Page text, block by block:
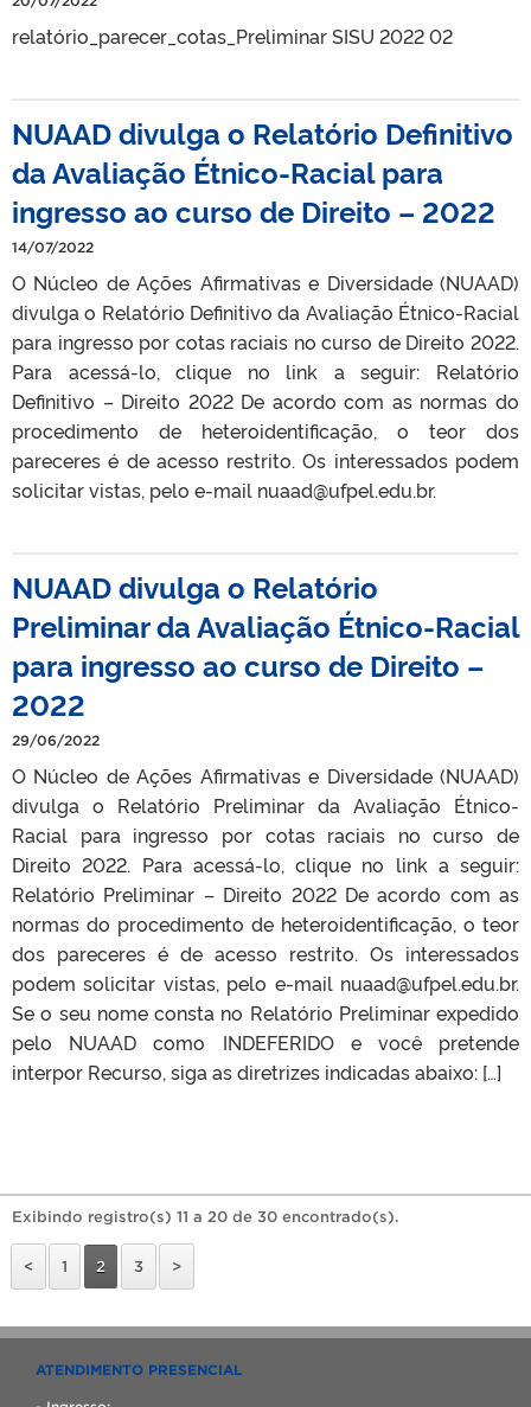
relatório_parecer_cotas_Preliminar SISU 2022 02
NUAAD divulga o Relatório Definitivo
da Avaliação Étnico-Racial para
ingresso ao curso de Direito – 2022
14/07/2022
O Núcleo de Ações Afirmativas e Diversidade (NUAAD)
divulga o Relatório Definitivo da Avaliação Étnico-Racial
para ingresso por cotas raciais no curso de Direito 2022.
Para acessá-lo, clique no link a seguir: Relatório
Definitivo – Direito 2022 De acordo com as normas do
procedimento de heteroidentificação, o teor dos
pareceres é de acesso restrito. Os interessados podem
solicitar vistas, pelo e-mail nuaad@ufpel.edu.br.
NUAAD divulga o Relatório
Preliminar da Avaliação Étnico-Racial
para ingresso ao curso de Direito –
2022
29/06/2022
O Núcleo de Ações Afirmativas e Diversidade (NUAAD)
divulga o Relatório Preliminar da Avaliação Étnico-
Racial para ingresso por cotas raciais no curso de
Direito 2022. Para acessá-lo, clique no link a seguir:
Relatório Preliminar – Direito 2022 De acordo com as
normas do procedimento de heteroidentificação, o teor
dos pareceres é de acesso restrito. Os interessados
podem solicitar vistas, pelo e-mail nuaad@ufpel.edu.br.
Se o seu nome consta no Relatório Preliminar expedido
pelo NUAAD como INDEFERIDO e você pretende
interpor Recurso, siga as diretrizes indicadas abaixo: […]
Exibindo registro(s) 11 a 20 de 30 encontrado(s).
< 1 2 3 >
ATENDIMENTO PRESENCIAL